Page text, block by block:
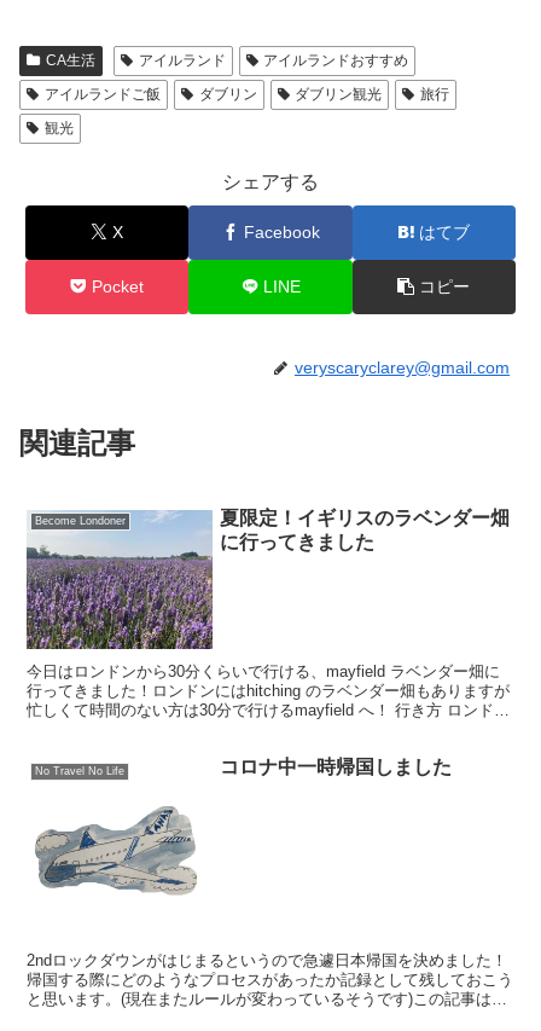
CA生活 アイルランド
アイルランドおすすめ
アイルランドご飯
ダブリン ダブリン観光
旅行
観光
シェアする
X Facebook はてブ
Pocket LINE コピー
veryscaryclarey@gmail.com
関連記事
Become Londoner
夏限定！イギリスのラベンダー畑
に行ってきました
今日はロンドンから30分くらいで行ける、mayfield ラベンダー畑に
行ってきました！ロンドンにはhitching のラベンダー畑もありますが
忙しくて時間のない方は30分で行けるmayfield へ！ 行き方 ロンドン
No Travel No Life コロナ中一時帰国しました
2ndロックダウンがはじまるというので急遽日本帰国を決めました！
帰国する際にどのようなプロセスがあったか記録として残しておこう
と思います。(現在またルールが変わっているそうです)この記事は